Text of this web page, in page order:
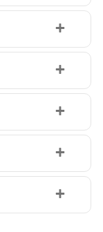
+
+
+
+
+